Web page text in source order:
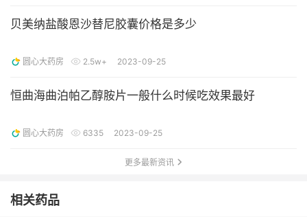
贝美纳盐酸恩沙替尼胶囊价格是多少
圆心大药房 2.5w+ 2023-09-25
恒曲海曲泊帕乙醇胺片一般什么时候吃效果最好
圆心大药房 6335 2023-09-25
更多最新资讯
相关药品